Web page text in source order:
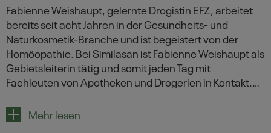
Fabienne Weishaupt, gelernte Drogistin EFZ, arbeitet
bereits seit acht Jahren in der Gesundheits- und
Naturkosmetik-Branche und ist begeistert von der
Homöopathie. Bei Similasan ist Fabienne Weishaupt als
Gebietsleiterin tätig und somit jeden Tag mit
Fachleuten von Apotheken und Drogerien in Kontakt.
draussen. Zudem engagiert sie sich als Mentorin für
Jugendliche, die auf Lehrstellensuche sind.
Mehr lesen